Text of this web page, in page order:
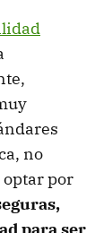
no
por